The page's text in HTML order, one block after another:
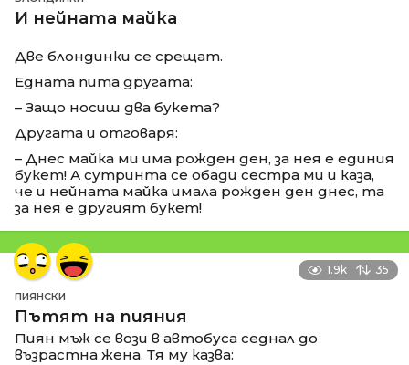
И нейната майка
Две блондинки се срещат.
Едната пита другата:
– Защо носиш два букета?
Другата и отговаря:
– Днес майка ми има рожден ден, за нея е единия
букет! А сутринта се обади сестра ми и каза,
че и нейната майка имала рожден ден днес, та
за нея е другият букет!
1.9k 35
ПИЯНСКИ
Пътят на пияния
Пиян мъж се вози в автобуса седнал до
възрастна жена. Тя му казва: